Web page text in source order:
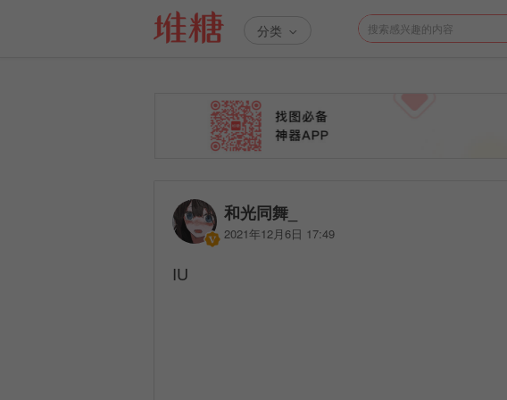
分类
和光同舞_
2021年12月6日 17:49
IU